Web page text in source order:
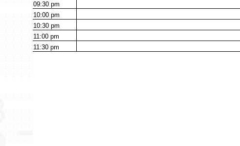
09:30pm
10:00pm
10:30pm
11:00pm
11:30pm